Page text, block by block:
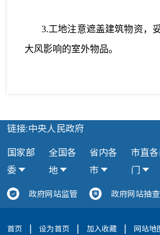
3.工地注意遮盖建筑物资，妥
大风影响的室外物品。
链接:中央人民政府
国家部
委
全国各
地
省内各
市
市直
门
政府网站监管 政府网站抽
首页 | 设为首页 | 加入收藏 |
网站地